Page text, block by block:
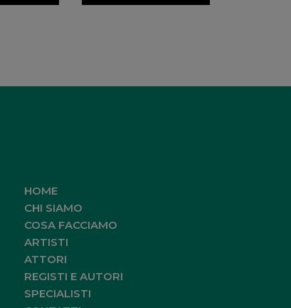
HOME
CHI SIAMO
COSA FACCIAMO
ARTISTI
ATTORI
REGISTI E AUTORI
SPECIALISTI